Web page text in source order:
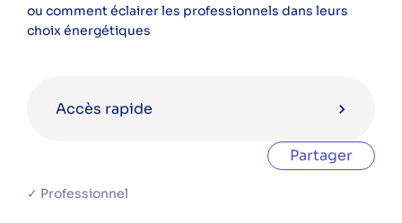
ou comment éclairer les professionnels dans leurs
choix énergétiques
Accès rapide
Catégories
Partager
✓ Professionnel